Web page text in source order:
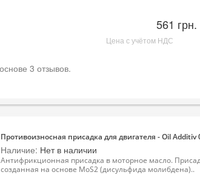
561 грн.
Цена с учётом НДС
Противоизносная присадка для двигателя - Oil Additiv
Наличие: Нет в наличии
Антифрикционная присадка в моторное масло.
созданная на основе MoS2 (дисульфида молибдена)..